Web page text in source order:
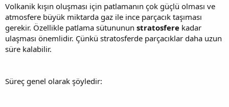
Volkanik kışın oluşması için patlamanın çok güçlü olması ve
atmosfere büyük miktarda gaz ile ince parçacık taşıması
gerekir. Özellikle patlama sütununun stratosfere kadar
ulaşması önemlidir. Çünkü stratosferde parçacıklar daha uzun
süre kalabilir.
Süreç genel olarak şöyledir: